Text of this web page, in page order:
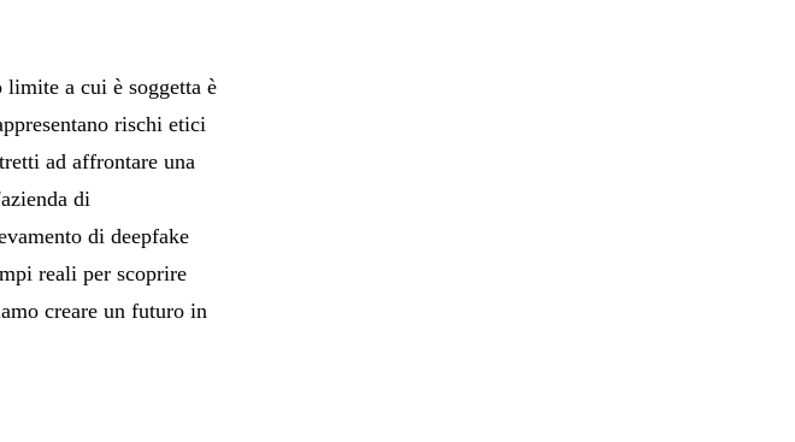
a cui è soggetta è
rischi etici
ad affrontare una
di
di deepfake
reali per scoprire
creare un futuro in